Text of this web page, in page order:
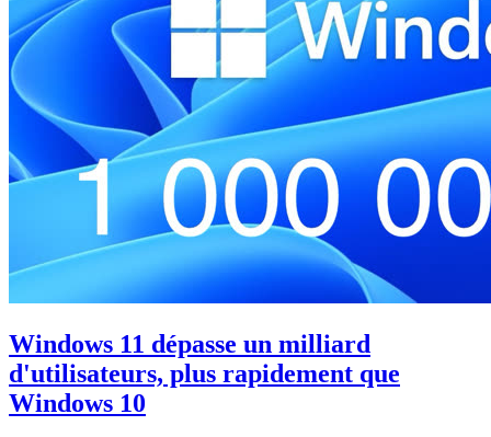
Windows 11 dépasse un milliard
d'utilisateurs, plus rapidement que
Windows 10